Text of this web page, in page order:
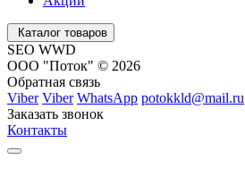
Каталог товаров
SEO WWD
ООО "Поток" © 2026
Обратная связь
Viber Viber WhatsApp potokkld@mail.ru
Заказать звонок
Контакты